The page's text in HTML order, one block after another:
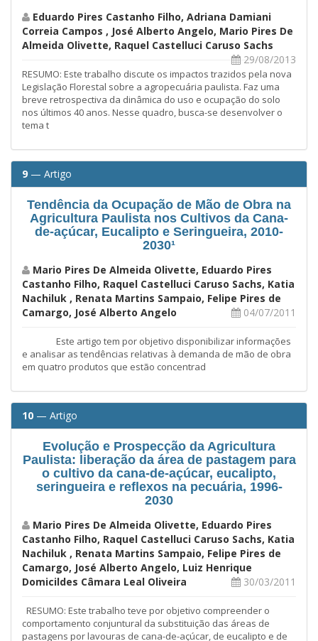
Eduardo Pires Castanho Filho, Adriana Damiani
Correia Campos , José Alberto Angelo, Mario Pires De
Almeida Olivette, Raquel Castelluci Caruso Sachs
29/08/2013
RESUMO: Este trabalho discute os impactos trazidos pela nova
Legislação Florestal sobre a agropecuária paulista. Faz uma
breve retrospectiva da dinâmica do uso e ocupação do solo
nos últimos 40 anos. Nesse quadro, busca-se desenvolver o
tema t
9 — Artigo
Tendência da Ocupação de Mão de Obra na
Agricultura Paulista nos Cultivos da Cana-
de-açúcar, Eucalipto e Seringueira, 2010-
2030¹
Mario Pires De Almeida Olivette, Eduardo Pires
Castanho Filho, Raquel Castelluci Caruso Sachs, Katia
Nachiluk , Renata Martins Sampaio, Felipe Pires de
Camargo, José Alberto Angelo
04/07/2011
Este artigo tem por objetivo disponibilizar informações
e analisar as tendências relativas à demanda de mão de obra
em quatro produtos que estão concentrad
10 — Artigo
Evolução e Prospecção da Agricultura
Paulista: liberação da área de pastagem para
o cultivo da cana-de-açúcar, eucalipto,
seringueira e reflexos na pecuária, 1996-
2030
Mario Pires De Almeida Olivette, Eduardo Pires
Castanho Filho, Raquel Castelluci Caruso Sachs, Katia
Nachiluk , Renata Martins Sampaio, Felipe Pires de
Camargo, José Alberto Angelo, Luiz Henrique
Domicildes Câmara Leal Oliveira
30/03/2011
RESUMO: Este trabalho teve por objetivo compreender o
comportamento conjuntural da substituição das áreas de
pastagens por lavouras de cana-de-açúcar, de eucalipto e de